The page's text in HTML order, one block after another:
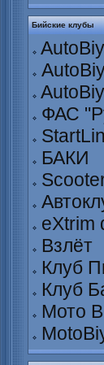
Бийские клубы
ФАС
БАКИ
eXtrim
Взлёт
Клуб
Клуб
Мото